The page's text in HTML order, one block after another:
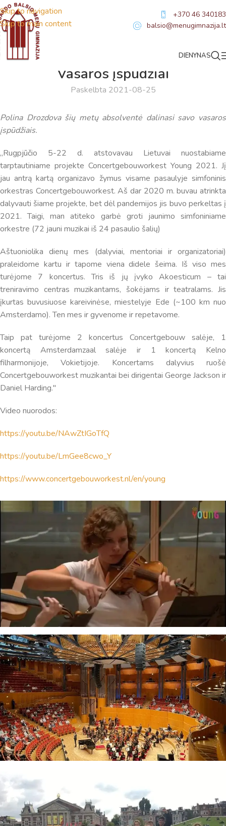
Skip to navigation
Skip to main content
+370 46 340183
balsio@menugimnazija.lt
DIENYNAS
Vasaros įspūdžiai
Paskelbta 2021-08-25
Polina Drozdova šių metų absolventė dalinasi savo vasaros
įspūdžiais.
,,Rugpjūčio 5-22 d. atstovavau Lietuvai nuostabiame
tarptautiniame projekte Concertgebouworkest Young 2021. Jį
jau antrą kartą organizavo žymus visame pasaulyje simfoninis
orkestras Concertgebouworkest. Aš dar 2020 m. buvau atrinkta
dalyvauti šiame projekte, bet dėl pandemijos jis buvo perkeltas į
2021. Taigi, man atiteko garbė groti jaunimo simfoniniame
orkestre (72 jauni muzikai iš 24 pasaulio šalių)
Aštuoniolika dienų mes (dalyviai, mentoriai ir organizatoriai)
praleidome kartu ir tapome viena didele šeima. Iš viso mes
turėjome 7 koncertus. Tris iš jų įvyko Akoesticum – tai
treniravimo centras muzikantams, šokėjams ir teatralams. Jis
įkurtas buvusiuose kareivinėse, miestelyje Ede (~100 km nuo
Amsterdamo). Ten mes ir gyvenome ir repetavome.
Taip pat turėjome 2 koncertus Concertgebouw salėje, 1
koncertą Amsterdamzaal salėje ir 1 koncertą Kelno
filharmonijoje, Vokietijoje. Koncertams dalyvius ruošė
Concertgebouworkest muzikantai bei dirigentai George Jackson ir
Daniel Harding."
Video nuorodos:
https://youtu.be/NAwZtIGoTfQ
https://youtu.be/LmGee8cwo_Y
https://www.concertgebouworkest.nl/en/young
Virtualus asistentas E. Balsio gimnazijos DI
Sveiki! Taip, aš esu virtualus. Tačiau dirbtinis intelektas
dar tobulai atsimenu visą šioje svetainėje pateiktą
informaciją. Jei visgi man pritrūks išmanumo - pateiksiu
Jums reikiamus kontaktus, kur galėsite pasiklausti
atsakingo specialisto.
Taigi... kuo galėčiau Jums padėti?